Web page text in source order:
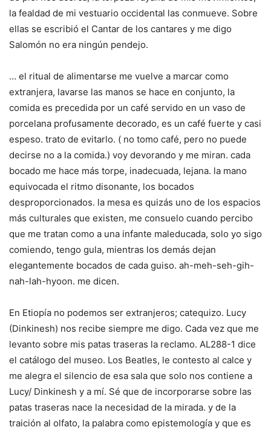
la fealdad de mi vestuario occidental las conmueve. Sobre
ellas se escribió el Cantar de los cantares y me digo
Salomón no era ningún pendejo.
… el ritual de alimentarse me vuelve a marcar como
extranjera, lavarse las manos se hace en conjunto, la
comida es precedida por un café servido en un vaso de
porcelana profusamente decorado, es un café fuerte y casi
espeso. trato de evitarlo. ( no tomo café, pero no puede
decirse no a la comida.) voy devorando y me miran. cada
bocado me hace más torpe, inadecuada, lejana. la mano
equivocada el ritmo disonante, los bocados
desproporcionados. la mesa es quizás uno de los espacios
más culturales que existen, me consuelo cuando percibo
que me tratan como a una infante maleducada, solo yo sigo
comiendo, tengo gula, mientras los demás dejan
elegantemente bocados de cada guiso. ah-meh-seh-gih-
nah-lah-hyoon. me dicen.
En Etiopía no podemos ser extranjeros; catequizo. Lucy
(Dinkinesh) nos recibe siempre me digo. Cada vez que me
levanto sobre mis patas traseras la reclamo. AL288-1 dice
el catálogo del museo. Los Beatles, le contesto al calce y
me alegra el silencio de esa sala que solo nos contiene a
Lucy/ Dinkinesh y a mí. Sé que de incorporarse sobre las
patas traseras nace la necesidad de la mirada. y de la
traición al olfato, la palabra como epistemología y que es